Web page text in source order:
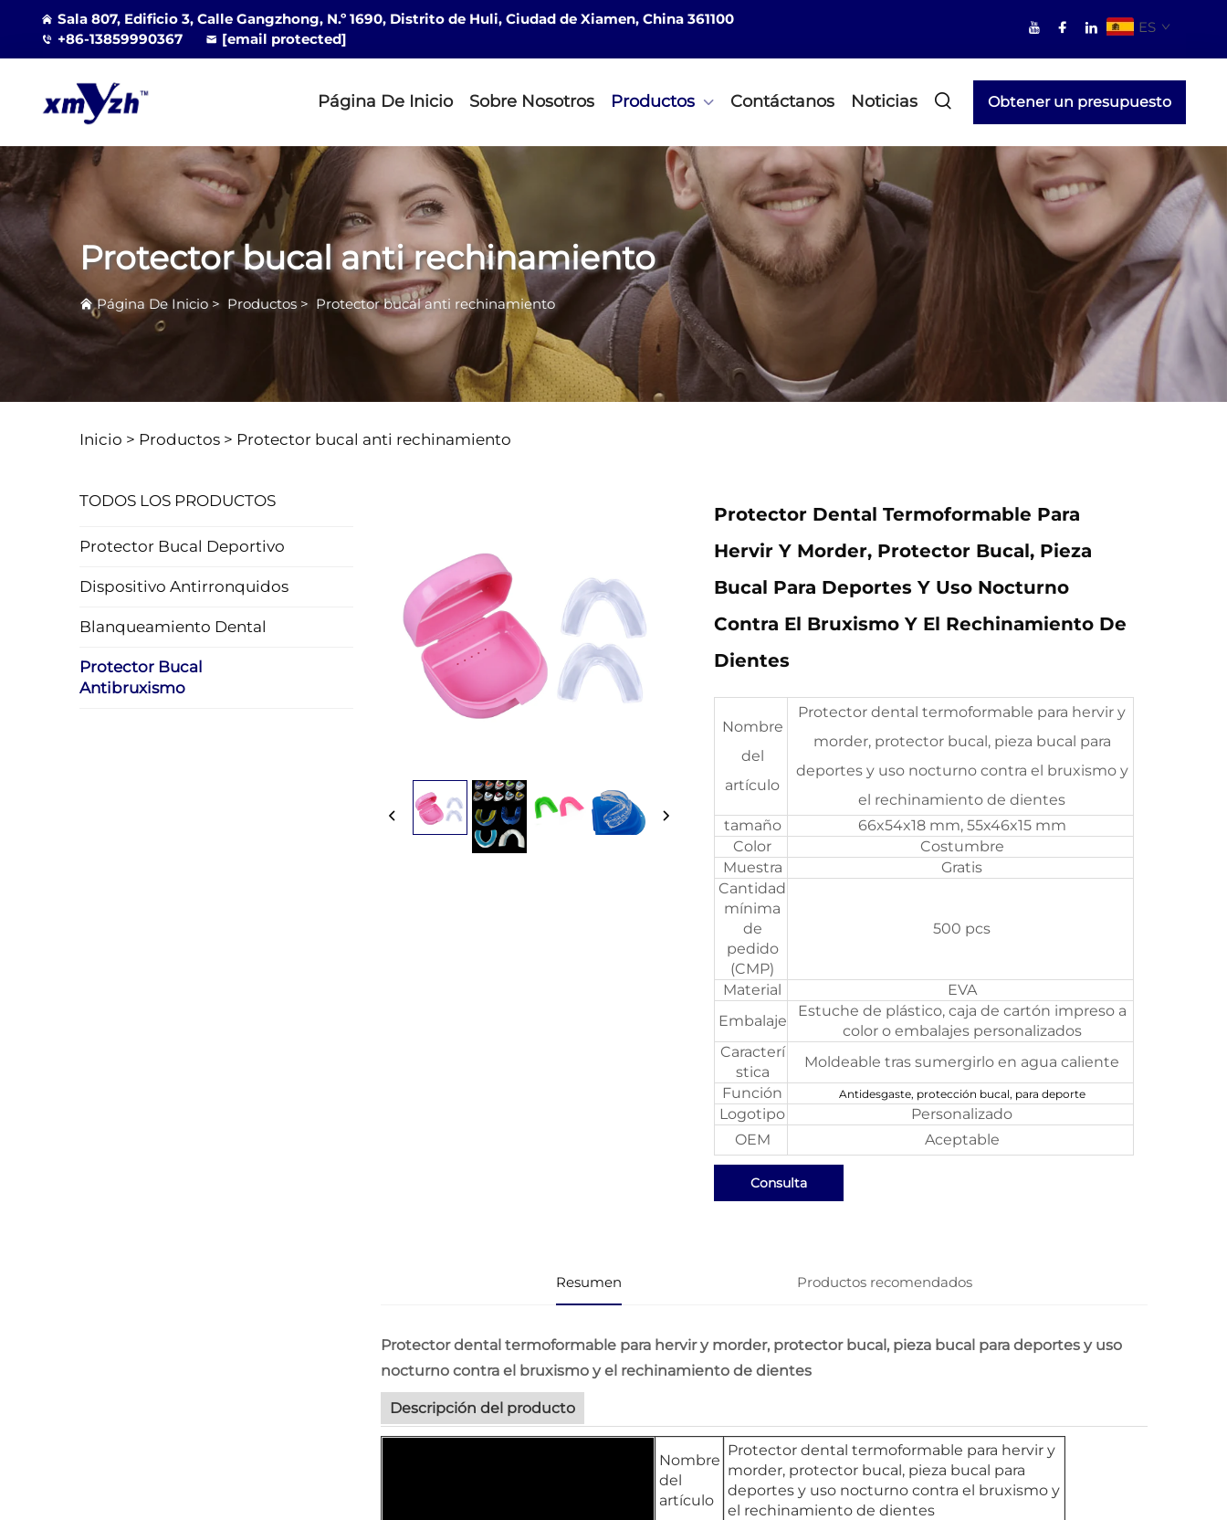
Sala 807, Edificio 3, Calle Gangzhong, N.º 1690, Distrito de Huli, Ciudad de Xiamen, China 361100
+86-13859990367
[email protected]
ES
Página De Inicio Sobre Nosotros Productos Contáctanos Noticias Obtener un presupuesto
Protector bucal anti rechinamiento
Página De Inicio > Productos > Protector bucal anti rechinamiento
Inicio > Productos > Protector bucal anti rechinamiento
TODOS LOS PRODUCTOS
Protector Bucal Deportivo
Dispositivo Antirronquidos
Blanqueamiento Dental
Protector Bucal
Antibruxismo
Protector Dental Termoformable Para
Hervir Y Morder, Protector Bucal, Pieza
Bucal Para Deportes Y Uso Nocturno
Contra El Bruxismo Y El Rechinamiento De
Dientes
Nombre
del
artículo
Protector dental termoformable para hervir y
morder, protector bucal, pieza bucal para
deportes y uso nocturno contra el bruxismo y
el rechinamiento de dientes
tamaño
66x54x18 mm, 55x46x15 mm
Color
Costumbre
Muestra
Gratis
Cantidad
mínima
de
pedido
(CMP)
500 pcs
Material
EVA
Embalaje
Estuche de plástico, caja de cartón impreso a
color o embalajes personalizados
Caracterí
stica
Moldeable tras sumergirlo en agua caliente
Función
Antidesgaste, protección bucal, para deporte
Logotipo
Personalizado
OEM
Aceptable
Consulta
Resumen Productos recomendados
Protector dental termoformable para hervir y morder, protector bucal, pieza bucal para deportes y uso
nocturno contra el bruxismo y el rechinamiento de dientes
Descripción del producto
Nombre
del
artículo
Protector dental termoformable para hervir y
morder, protector bucal, pieza bucal para
deportes y uso nocturno contra el bruxismo y
el rechinamiento de dientes